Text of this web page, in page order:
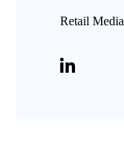
Retail Media